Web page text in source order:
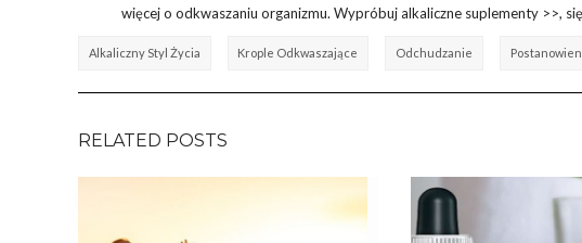
więcej o odkwaszaniu organizmu. Wypróbujalkaliczne suplementy >>,
Alkaliczny Styl Życia Krople Odkwaszające Odchudzanie
RELATED POSTS